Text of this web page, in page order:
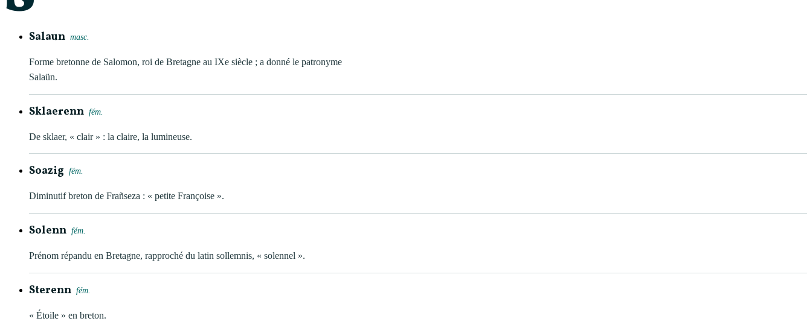
Salaun masc.
Forme bretonne de Salomon, roi de Bretagne au IXe siècle ; a donné le patronyme
Salaün.
Sklaerenn fém.
De sklaer, « clair » : la claire, la lumineuse.
Soazig fém.
Diminutif breton de Frañseza : « petite Françoise ».
Solenn fém.
Prénom répandu en Bretagne, rapproché du latin sollemnis, « solennel ».
Sterenn fém.
« Étoile » en breton.